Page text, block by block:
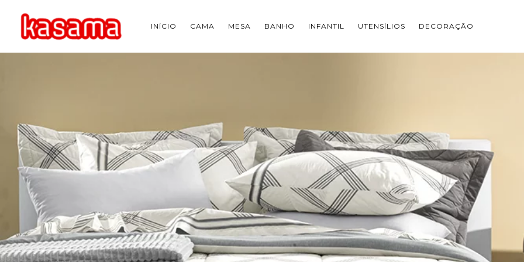
INÍCIO CAMA MESA BANHO INFANTIL UTENSÍLIOS DECORAÇÃO